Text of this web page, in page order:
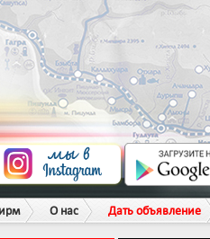
О нас Дать объявление